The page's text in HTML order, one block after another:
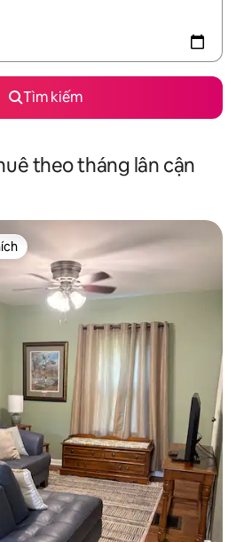
Tìm kiếm
theo tháng lân cận
nhất